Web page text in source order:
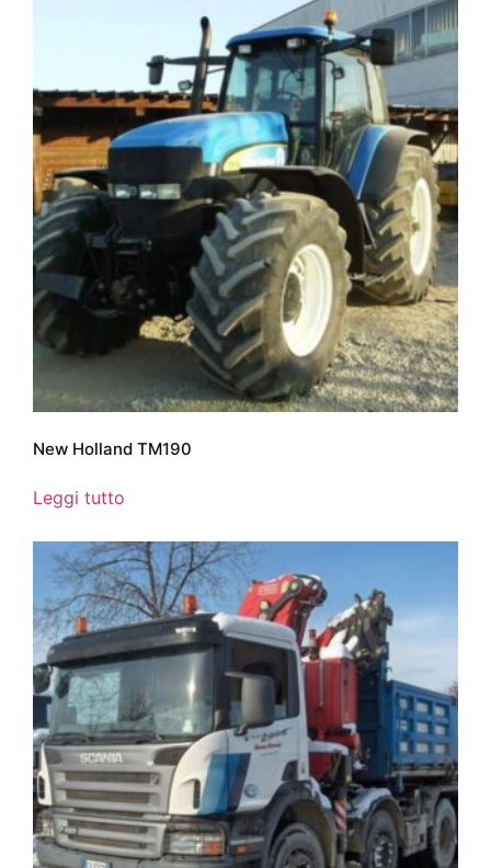
New Holland TM190
Leggi tutto